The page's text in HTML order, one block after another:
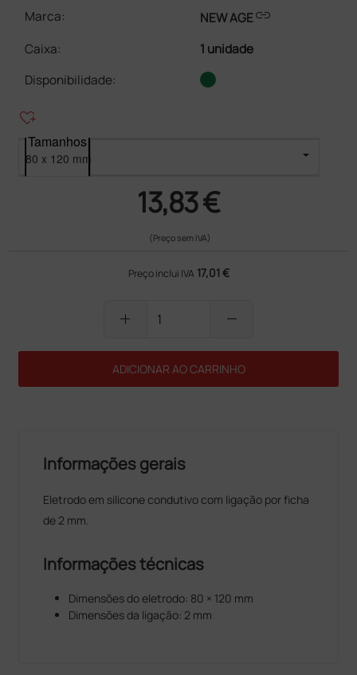
Marca:
NEW AGElink
Caixa:
1 unidade
Disponibilidade:
heart_plus
Tamanhos
13,83 €
(Preço sem IVA)
Preço inclui IVA 17,01 €
add remove
ADICIONAR AO CARRINHO
Informações gerais
Eletrodo em silicone condutivo com ligação por ficha
de 2 mm.
Informações técnicas
Dimensões do eletrodo: 80 × 120 mm
Dimensões da ligação: 2 mm